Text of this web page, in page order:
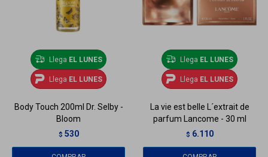
Llega EL LUNES
Llega EL LUNES
Body Touch 200ml Dr. Selby -
Bloom
$ 530
Llega EL LUNES
Llega EL LUNES
La vie est belle L´extrait de
parfum Lancome - 30 ml
$ 6.110